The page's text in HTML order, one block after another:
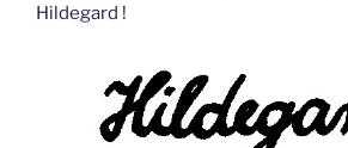
Hildegard !